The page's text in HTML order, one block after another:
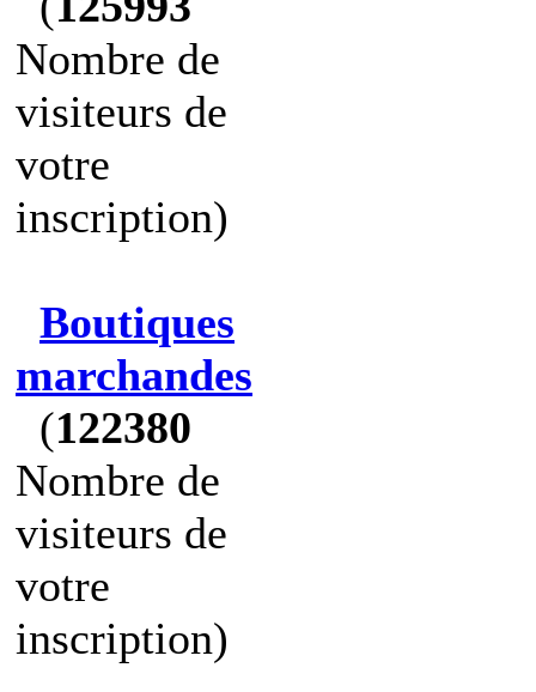
Nombre de
visiteurs de
votre
inscription)
Boutiques
marchandes
(122380
Nombre de
visiteurs de
votre
inscription)